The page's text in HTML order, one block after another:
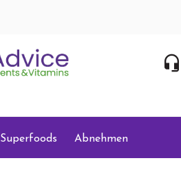
Superfoods Abnehmen